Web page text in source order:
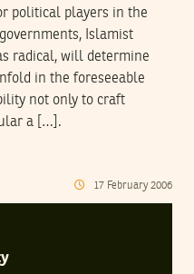
political players in the
Islamist
radical, will determine
in the foreseeable
not only to craft
a […].
17 February 2006